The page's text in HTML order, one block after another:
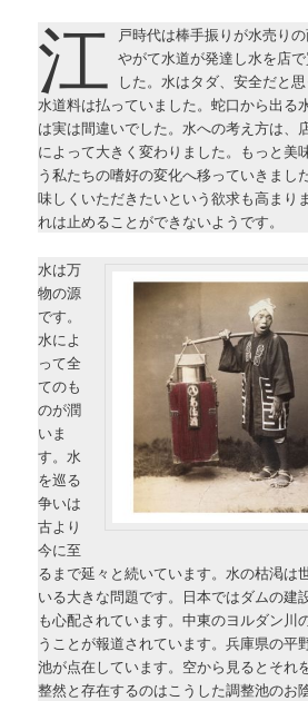
江 戸時代は棒手振りが水売りの
やがて水道が発達し水を店
した。水はタダ、安全だと
水道料は払っていました。蛇口から出る
は実は間違いでした。水への考え方は、
によって大きく変わりました。もっと美
う私たちの嗜好の変化へ移っていきまし
味しくいただきたいという欲求も高まり
れは止めることができないようです。
水は万
物の源
です。
水によ
って全
てのも
のが潤
いま
す。水
を巡る
争いは
古より
今に至
るまで延々と続いています。水の枯渇は
いる大きな問題です。日本ではダムの建
も心配されています。中東のヨルダン川
うことが報道されています。兵庫県の平
池が点在しています。空から見るとそれ
整然と存在するのはこうした調整池のお陰